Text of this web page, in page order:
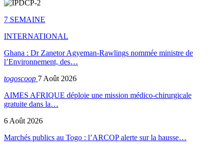
7 SEMAINE
INTERNATIONAL
Ghana : Dr Zanetor Agyeman-Rawlings nommée ministre de
l’Environnement, des…
togoscoop 7 Août 2026
AIMES AFRIQUE déploie une mission médico-chirurgicale
gratuite dans la…
6 Août 2026
Marchés publics au Togo : l’ARCOP alerte sur la hausse…